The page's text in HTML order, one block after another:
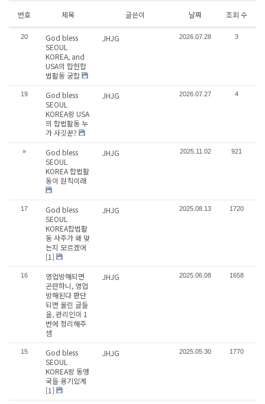
번호 제목 글쓴이 날짜 조회 수
20
God bless
SEOUL
KOREA, and
USA의 합헌합
법활동 궁합
JHJG 2026.07.28 3
19
God bless
SEOUL
KOREA랑 USA
의 합법활동 누
가 사깃꾼?
JHJG 2026.07.27 4
»
God bless
SEOUL
KOREA 합법활
동이 원칙이래
JHJG 2025.11.02 921
17
God bless
SEOUL
KOREA합법활
동 사주가 왜 맞
는지 모르겠어
[1]
JHJG 2025.08.13 1720
16
영업방해되면
곤란하니, 영업
방해된다 판단
되면 올린 글들
을, 관리인이 1
번에 정리해주
셈
JHJG 2025.06.08 1658
15
God bless
SEOUL
KOREA랑 동맹
국들 용기있게
[1]
JHJG 2025.05.30 1770